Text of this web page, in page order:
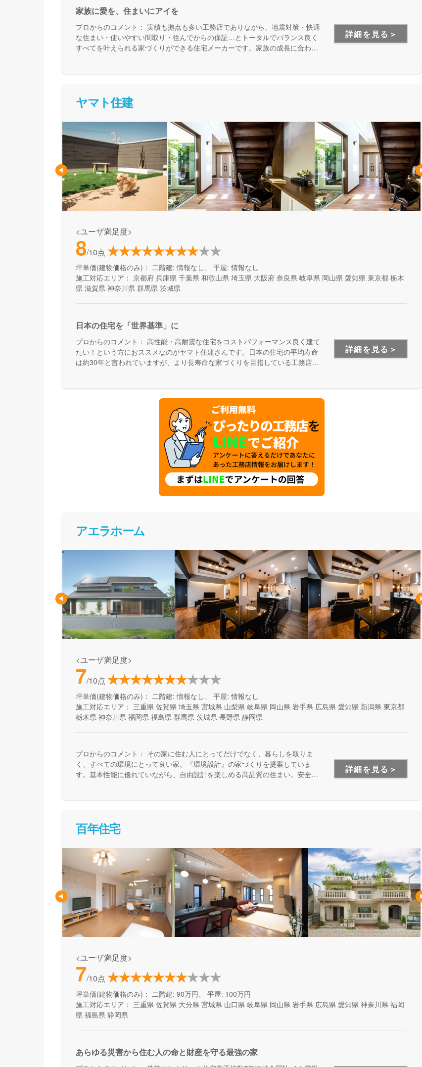
家族に愛を、住まいにアイを
プロからのコメント： 実績も拠点も多い工務店でありながら、地震対策・快適
な住まい・使いやすい間取り・住んでからの保証…とトータルでバランス良く
すべてを叶えられる家づくりができる住宅メーカーです。家族の成長に合わせ
詳細を見る＞
ヤマト住建
<ユーザ満足度>
8/10点
坪単価(建物価格のみ)： 二階建: 情報なし、 平屋: 情報なし
施工対応エリア： 京都府 兵庫県 千葉県 和歌山県 埼玉県 大阪府 奈良県 岐阜県 岡山県 愛知県 東京都 栃木
県 滋賀県 神奈川県 群馬県 茨城県
日本の住宅を「世界基準」に
プロからのコメント： 高性能・高耐震な住宅をコストパフォーマンス良く建て
たい！という方におススメなのがヤマト住建さんです。日本の住宅の平均寿命
は約30年と言われていますが、より長寿命な家づくりを目指している工務店さ
詳細を見る＞
アエラホーム
<ユーザ満足度>
7/10点
坪単価(建物価格のみ)： 二階建: 情報なし、 平屋: 情報なし
施工対応エリア： 三重県 佐賀県 埼玉県 宮城県 山梨県 岐阜県 岡山県 岩手県 広島県 愛知県 新潟県 東京都
栃木県 神奈川県 福岡県 福島県 群馬県 茨城県 長野県 静岡県
プロからのコメント： その家に住む人にとってだけでなく、暮らしを取りま
く、すべての環境にとって良い家。『環境設計』の家づくりを提案していま
す。基本性能に優れていながら、自由設計を楽しめる高品質の住まい。安全
詳細を見る＞
百年住宅
<ユーザ満足度>
7/10点
坪単価(建物価格のみ)： 二階建: 90万円、 平屋: 100万円
施工対応エリア： 三重県 佐賀県 大分県 宮城県 山口県 岐阜県 岡山県 岩手県 広島県 愛知県 神奈川県 福岡
県 福島県 静岡県
あらゆる災害から住む人の命と財産を守る最強の家